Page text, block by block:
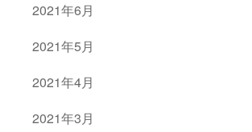
2021年6月
2021年5月
2021年4月
2021年3月